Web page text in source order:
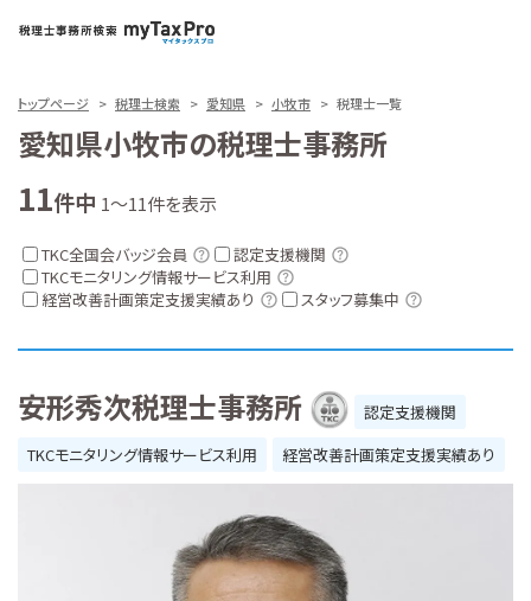
トップページ 税理士検索 愛知県 小牧市 税理士一覧
愛知県小牧市の税理士事務所
11件中 1～11件を表示
TKC全国会バッジ会員
認定支援機関
TKCモニタリング情報サービス利用
経営改善計画策定支援実績あり
スタッフ募集中
安形秀次税理士事務所
認定支援機関
TKCモニタリング情報サービス利用
経営改善計画策定支援実績あり